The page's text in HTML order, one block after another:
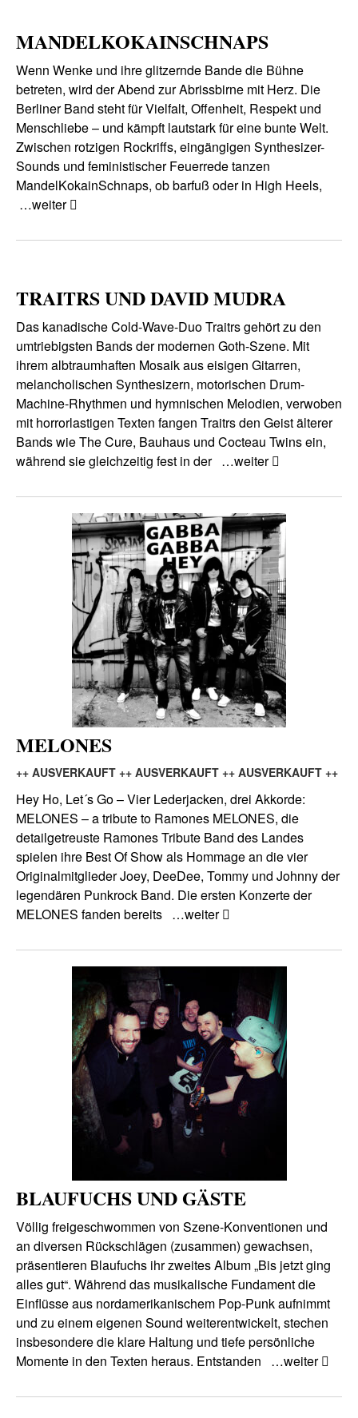
MANDELKOKAINSCHNAPS
Wenn Wenke und ihre glitzernde Bande die Bühne
betreten, wird der Abend zur Abrissbirne mit Herz. Die
Berliner Band steht für Vielfalt, Offenheit, Respekt und
Menschliebe – und kämpft lautstark für eine bunte Welt.
Zwischen rotzigen Rockriffs, eingängigen Synthesizer-
Sounds und feministischer Feuerrede tanzen
MandelKokainSchnaps, ob barfuß oder in High Heels,
…weiter
TRAITRS UND DAVID MUDRA
Das kanadische Cold-Wave-Duo Traitrs gehört zu den
umtriebigsten Bands der modernen Goth-Szene. Mit
ihrem albtraumhaften Mosaik aus eisigen Gitarren,
melancholischen Synthesizern, motorischen Drum-
Machine-Rhythmen und hymnischen Melodien, verwoben
mit horrorlastigen Texten fangen Traitrs den Geist älterer
Bands wie The Cure, Bauhaus und Cocteau Twins ein,
während sie gleichzeitig fest in der …weiter
MELONES
++ AUSVERKAUFT ++ AUSVERKAUFT ++ AUSVERKAUFT ++
Hey Ho, Let´s Go – Vier Lederjacken, drei Akkorde:
MELONES – a tribute to Ramones MELONES, die
detailgetreuste Ramones Tribute Band des Landes
spielen ihre Best Of Show als Hommage an die vier
Originalmitglieder Joey, DeeDee, Tommy und Johnny der
legendären Punkrock Band. Die ersten Konzerte der
MELONES fanden bereits …weiter
BLAUFUCHS UND GÄSTE
Völlig freigeschwommen von Szene-Konventionen und
an diversen Rückschlägen (zusammen) gewachsen,
präsentieren Blaufuchs ihr zweites Album „Bis jetzt ging
alles gut“. Während das musikalische Fundament die
Einflüsse aus nordamerikanischem Pop-Punk aufnimmt
und zu einem eigenen Sound weiterentwickelt, stechen
insbesondere die klare Haltung und tiefe persönliche
Momente in den Texten heraus. Entstanden …weiter